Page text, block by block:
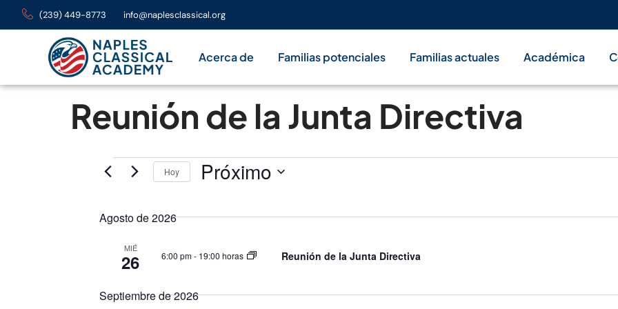
(239) 449-8773 info@naplesclassical.org
Acerca de Familias potenciales Familias actuales Académica
Reunión de la Junta Directiva
Hoy Próximo
Agosto de 2026
MIÉ
26 6:00 pm- 19:00 horas Reunión de la Junta Directiva
Septiembre de 2026